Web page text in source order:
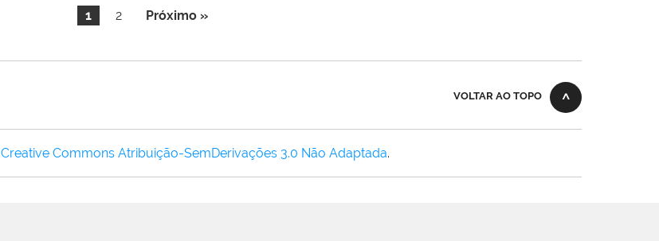
1 2 Próximo »
VOLTAR AO TOPO
Creative Commons Atribuição-SemDerivações 3.0 Não Adaptada.